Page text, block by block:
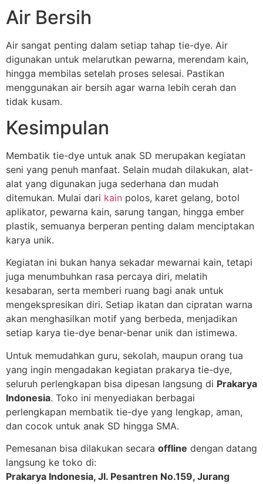
Air Bersih
Air sangat penting dalam setiap tahap tie-dye. Air
digunakan untuk melarutkan pewarna, merendam kain,
hingga membilas setelah proses selesai. Pastikan
menggunakan air bersih agar warna lebih cerah dan
tidak kusam.
Kesimpulan
Membatik tie-dye untuk anak SD merupakan kegiatan
seni yang penuh manfaat. Selain mudah dilakukan, alat-
alat yang digunakan juga sederhana dan mudah
ditemukan. Mulai dari kain polos, karet gelang, botol
aplikator, pewarna kain, sarung tangan, hingga ember
plastik, semuanya berperan penting dalam menciptakan
karya unik.
Kegiatan ini bukan hanya sekadar mewarnai kain, tetapi
juga menumbuhkan rasa percaya diri, melatih
kesabaran, serta memberi ruang bagi anak untuk
mengekspresikan diri. Setiap ikatan dan cipratan warna
akan menghasilkan motif yang berbeda, menjadikan
setiap karya tie-dye benar-benar unik dan istimewa.
Untuk memudahkan guru, sekolah, maupun orang tua
yang ingin mengadakan kegiatan prakarya tie-dye,
seluruh perlengkapan bisa dipesan langsung di Prakarya
Indonesia. Toko ini menyediakan berbagai
perlengkapan membatik tie-dye yang lengkap, aman,
dan cocok untuk anak SD hingga SMA.
Pemesanan bisa dilakukan secara offline dengan datang
langsung ke toko di:
Prakarya Indonesia, Jl. Pesantren No.159, Jurang